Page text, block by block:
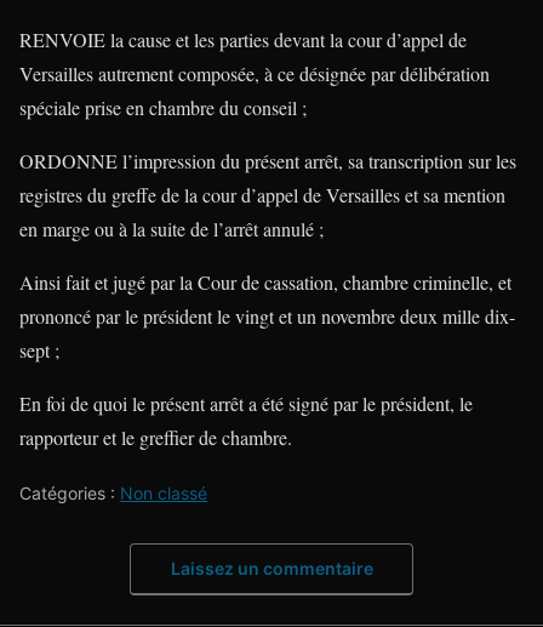
RENVOIE la cause et les parties devant la cour d’appel de
Versailles autrement composée, à ce désignée par délibération
spéciale prise en chambre du conseil ;
ORDONNE l’impression du présent arrêt, sa transcription sur les
registres du greffe de la cour d’appel de Versailles et sa mention
en marge ou à la suite de l’arrêt annulé ;
Ainsi fait et jugé par la Cour de cassation, chambre criminelle, et
prononcé par le président le vingt et un novembre deux mille dix-
sept ;
En foi de quoi le présent arrêt a été signé par le président, le
rapporteur et le greffier de chambre.
Catégories : Non classé
Laissez un commentaire